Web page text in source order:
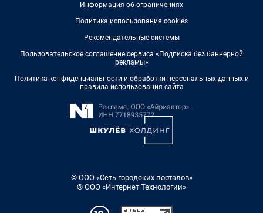
Информация об ограничениях
Политика использования cookies
Рекомендательные системы
Пользовательское соглашение сервиса «Подписка без баннерной
рекламы»
Политика конфиденциальности и обработки персональных данных и
правила использования сайта
© ООО «Сеть городских порталов»
© ООО «Интернет Технологии»